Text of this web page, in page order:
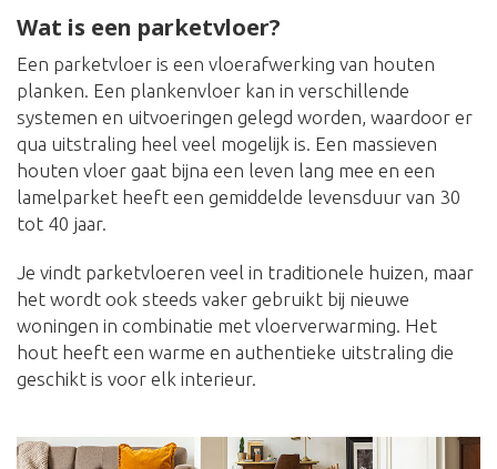
Wat is een parketvloer?
Een parketvloer is een vloerafwerking van houten
planken. Een plankenvloer kan in verschillende
systemen en uitvoeringen gelegd worden, waardoor er
qua uitstraling heel veel mogelijk is. Een massieven
houten vloer gaat bijna een leven lang mee en een
lamelparket heeft een gemiddelde levensduur van 30
tot 40 jaar.
Je vindt parketvloeren veel in traditionele huizen, maar
het wordt ook steeds vaker gebruikt bij nieuwe
woningen in combinatie met vloerverwarming. Het
hout heeft een warme en authentieke uitstraling die
geschikt is voor elk interieur.